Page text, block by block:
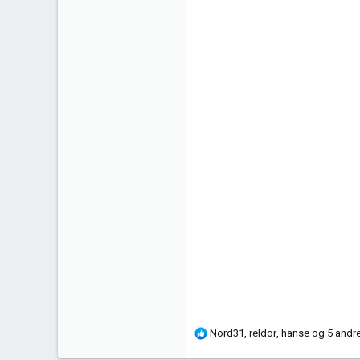
R
Nord31, reldor, hanse og 5